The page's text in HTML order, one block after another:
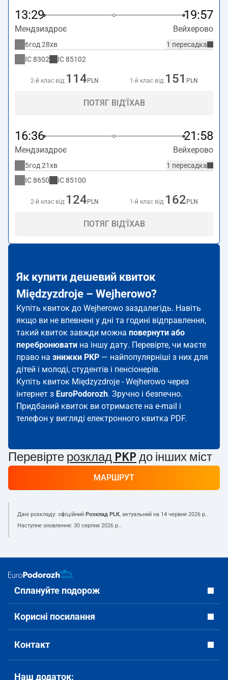
13:29 19:57
Мендзиздроє Вейхерово
1 пересадка
6год 28хв
IC8302 IC85102
2-й клас від: 114 PLN 1-й клас від: 151 PLN
ПОТЯГ ВІД'ЇХАВ
16:36 21:58
Мендзиздроє Вейхерово
1 пересадка
5год 21хв
IC8650 IC85100
2-й клас від: 124 PLN 1-й клас від: 162 PLN
ПОТЯГ ВІД'ЇХАВ
Як купити дешевий квиток
Międzyzdroje – Wejherowo?
Купіть квиток до Wejherowo заздалегідь. Навіть
якщо ви не впевнені у дні та годині відправлення,
такий квиток завжди можна повернути або
перебронювати на іншу дату. Перевірте, чи маєте
право на знижки PKP — найпопулярніші з них для
дітей і молоді, студентів і пенсіонерів.
Купіть квиток Międzyzdroje - Wejherowo через
інтернет з EuroPodorozh. Зручно і безпечно.
Придбаний квиток ви отримаєте на e-mail і
телефон у вигляді електронного квитка PDF.
Перевірте розклад PKP до інших міст
МАРШРУТ
Дані розкладу: офіційний Розклад PLK, актуальний на 14 червня 2026 р..
Наступне оновлення: 30 серпня 2026 р..
Сплануйте подорож
Корисні посилання
Контакт
Наш додаток: